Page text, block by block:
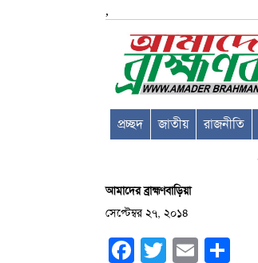
,
প্রচ্ছদ জাতীয় রাজনীতি
আমাদের ব্রাহ্মণবাড়িয়া
সেপ্টেম্বর ২৭, ২০১৪
Facebook
Twitter Email